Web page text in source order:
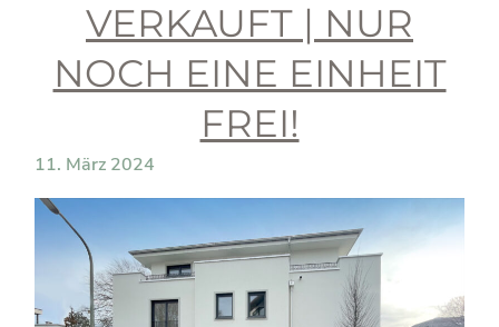
VERKAUFT | NUR
NOCH EINE EINHEIT
FREI!
11. März 2024